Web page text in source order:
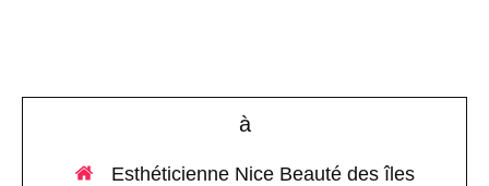
à
Esthéticienne Nice Beauté des îles